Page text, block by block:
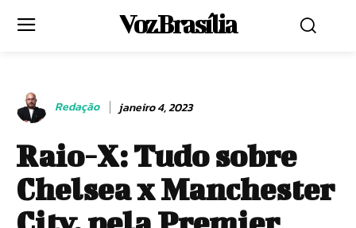
Voz Brasília
Redação janeiro 4, 2023
Raio-X: Tudo sobre
Chelsea x Manchester